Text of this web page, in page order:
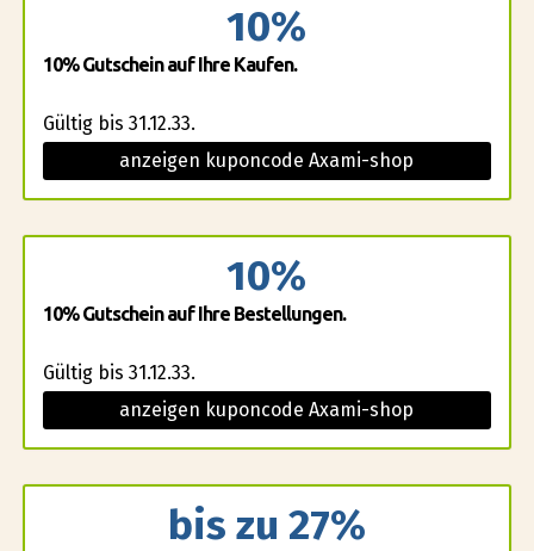
10%
10% Gutschein auf Ihre Kaufen.
Gültig bis 31.12.33.
anzeigen kuponcode Axami-shop
10%
10% Gutschein auf Ihre Bestellungen.
Gültig bis 31.12.33.
anzeigen kuponcode Axami-shop
bis zu 27%